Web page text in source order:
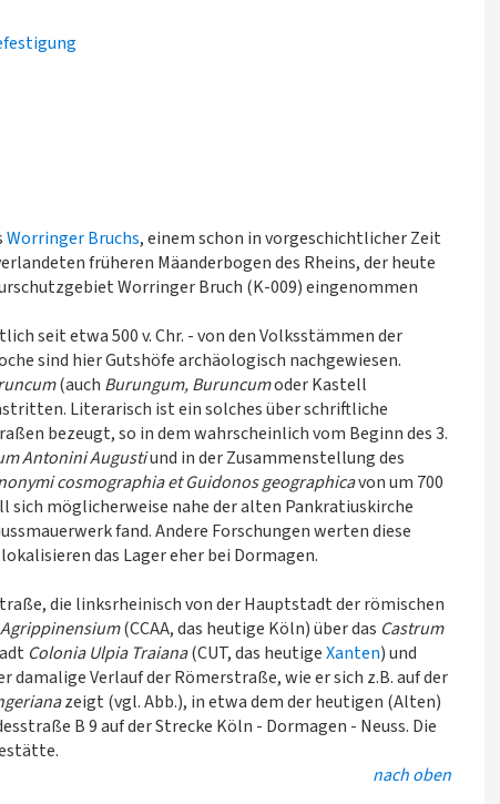
Worringer Bruchs, einem schon in vorgeschichtlicher Zeit
früheren Mäanderbogen des Rheins, der heute
Worringer Bruch (K-009) eingenommen
seit etwa 500 v. Chr. - von den Volksstämmen der
sind hier Gutshöfe archäologisch nachgewiesen.
(auch Burungum, Buruncumoder Kastell
Literarisch ist ein solches über schriftliche
bezeugt, so in dem wahrscheinlich vom Beginn des 3.
Antonini Augustiund in der Zusammenstellung des
cosmographia et Guidonos geographicavon um 700
sich möglicherweise nahe der alten Pankratiuskirche
fand. Andere Forschungen werten diese
das Lager eher bei Dormagen.
die linksrheinisch von der Hauptstadt der römischen
(CCAA, das heutige Köln) über das Castrum
Colonia Ulpia Traiana(CUT, das heutigeXanten) und
Verlauf der Römerstraße, wie er sich z.B. auf der
zeigt (vgl. Abb.), in etwa dem der heutigen (Alten)
B 9 auf der Strecke Köln - Dormagen - Neuss. Die
nach oben